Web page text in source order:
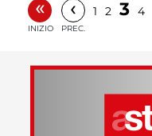
«
INIZIO
‹
PREC.
1 2 3 4